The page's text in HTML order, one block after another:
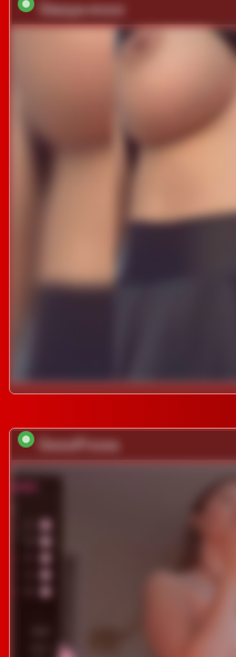
Stasya-moor
GessiFossa